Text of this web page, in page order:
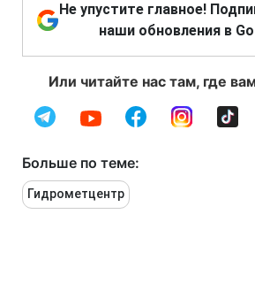
Не упустите главное!
наши обновления в
Или читайте нас там, где
Больше по теме:
Гидрометцентр